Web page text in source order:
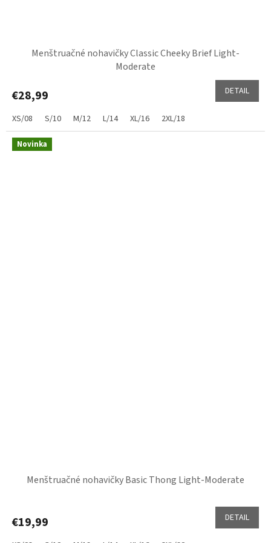
Menštruačné nohavičky Classic Cheeky Brief Light-
Moderate
€28,99 DETAIL
XS/08 S/10 M/12 L/14 XL/16 2XL/18
Novinka
Menštruačné nohavičky Basic Thong Light-Moderate
€19,99 DETAIL